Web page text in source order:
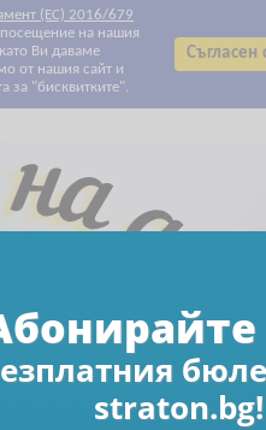
Съгласен
(ЕС) 2016/679
на нашия
Ви даваме
от нашия сайт и
за "бисквитките".
за бюлетин
мистериите на Вселената
straton.bg!